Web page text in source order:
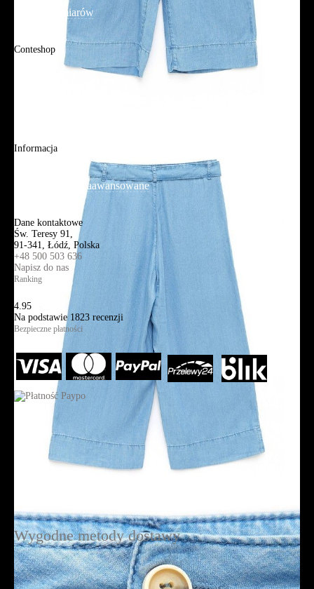
Tabela rozmiarów
Conteshop
Informacja
Wyszukiwanie zaawansowane
Dane kontaktowe
Św. Teresy 91,
91-341, Łódź, Polska
+48 500 503 636
Napisz do nas
Ranking
4.95
Na podstawie 1823 recenzji
Bezpieczne płatności
Wygodne metody dostawy